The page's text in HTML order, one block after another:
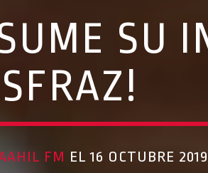
SU
FM EL 16 OCTUBRE 2019